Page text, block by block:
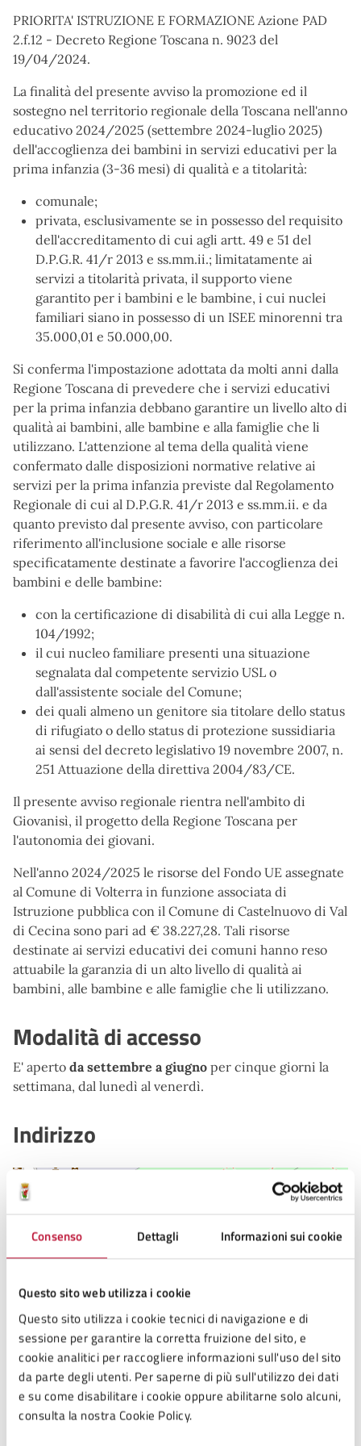
Consenso Dettagli Informazioni sui cookie
Questo sito web utilizza i cookie
Questo sito utilizza i cookie tecnici di navigazione e di
sessione per garantire la corretta fruizione del sito, e
cookie analitici per raccogliere informazioni sull'uso del sito
da parte degli utenti. Per saperne di più sull'utilizzo dei dati
e su come disabilitare i cookie oppure abilitarne solo alcuni,
consulta la nostra Cookie Policy.
PRIORITA' ISTRUZIONE E FORMAZIONE Azione PAD
2.f.12 - Decreto Regione Toscana n. 9023 del
19/04/2024.
La finalità del presente avviso la promozione ed il
sostegno nel territorio regionale della Toscana nell'anno
educativo 2024/2025 (settembre 2024-luglio 2025)
dell'accoglienza dei bambini in servizi educativi per la
prima infanzia (3-36 mesi) di qualità e a titolarità:
comunale;
privata, esclusivamente se in possesso del requisito
dell'accreditamento di cui agli artt. 49 e 51 del
D.P.G.R. 41/r 2013 e ss.mm.ii.; limitatamente ai
servizi a titolarità privata, il supporto viene
garantito per i bambini e le bambine, i cui nuclei
familiari siano in possesso di un ISEE minorenni tra
35.000,01 e 50.000,00.
Si conferma l'impostazione adottata da molti anni dalla
Regione Toscana di prevedere che i servizi educativi
per la prima infanzia debbano garantire un livello alto di
qualità ai bambini, alle bambine e alla famiglie che li
utilizzano. L'attenzione al tema della qualità viene
confermato dalle disposizioni normative relative ai
servizi per la prima infanzia previste dal Regolamento
Regionale di cui al D.P.G.R. 41/r 2013 e ss.mm.ii. e da
quanto previsto dal presente avviso, con particolare
riferimento all'inclusione sociale e alle risorse
specificatamente destinate a favorire l'accoglienza dei
bambini e delle bambine:
con la certificazione di disabilità di cui alla Legge n.
104/1992;
il cui nucleo familiare presenti una situazione
segnalata dal competente servizio USL o
dall'assistente sociale del Comune;
dei quali almeno un genitore sia titolare dello status
di rifugiato o dello status di protezione sussidiaria
ai sensi del decreto legislativo 19 novembre 2007, n.
251 Attuazione della direttiva 2004/83/CE.
Il presente avviso regionale rientra nell'ambito di
Giovanisì, il progetto della Regione Toscana per
l'autonomia dei giovani.
Nell'anno 2024/2025 le risorse del Fondo UE assegnate
al Comune di Volterra in funzione associata di
Istruzione pubblica con il Comune di Castelnuovo di Val
di Cecina sono pari ad € 38.227,28. Tali risorse
destinate ai servizi educativi dei comuni hanno reso
attuabile la garanzia di un alto livello di qualità ai
bambini, alle bambine e alle famiglie che li utilizzano.
Modalità di accesso
E' aperto da settembre a giugno per cinque giorni la
settimana, dal lunedì al venerdì.
Indirizzo
Leaflet
Località Ortino - Volterra (PI), 56048